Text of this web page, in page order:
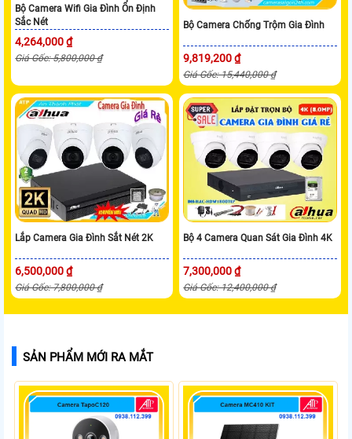
Bộ Camera Wifi Gia Đình Ổn Định
Sắc Nét
4,264,000 ₫
Giá Gốc: 5,800,000 ₫
Bộ Camera Chống Trộm Gia Đình
9,819,200 ₫
Giá Gốc: 15,440,000 ₫
Lắp Camera Gia Đình Sắt Nét 2K
6,500,000 ₫
Giá Gốc: 7,800,000 ₫
Bộ 4 Camera Quan Sát Gia Đình 4K
7,300,000 ₫
Giá Gốc: 12,400,000 ₫
SẢN PHẨM MỚI RA MẮT